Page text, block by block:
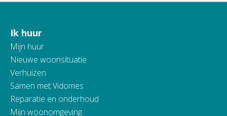
Contactinformatie
Ik huur
Mijn huur
Nieuwe woonsituatie
Verhuizen
Samen met Vidomes
Reparatie en onderhoud
Mijn woonomgeving